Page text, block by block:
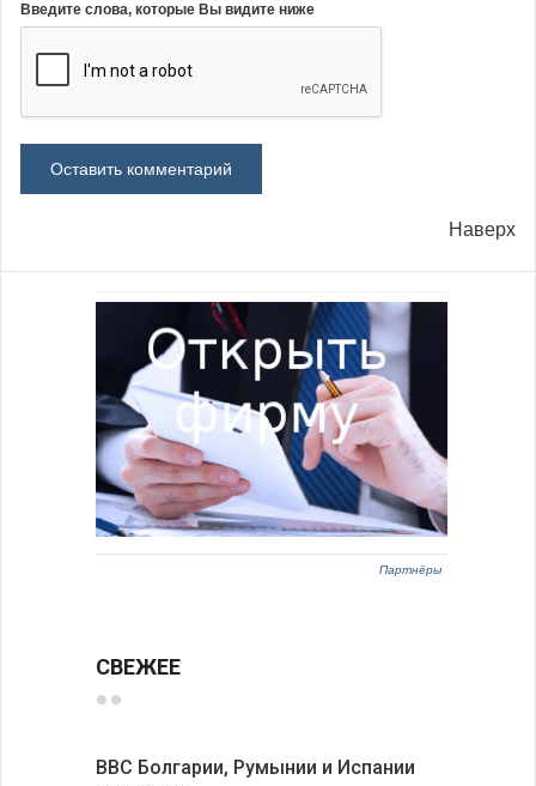
Введите слова, которые Вы видите ниже
Наверх
Партнёры
СВЕЖЕЕ
ВВС Болгарии, Румынии и Испании